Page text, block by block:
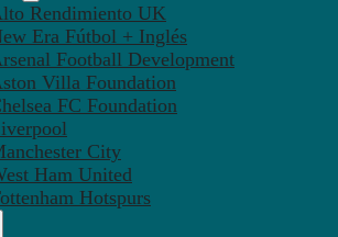
Rendimiento UK
Era Fútbol + Inglés
Football Development
Villa Foundation
FC Foundation
City
Ham United
Hotspurs